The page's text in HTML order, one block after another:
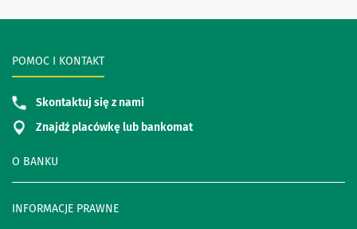
O BANKU
INFORMACJE PRAWNE
POMOC I KONTAKT
Skontaktuj się z nami
Znajdź placówkę lub bankomat